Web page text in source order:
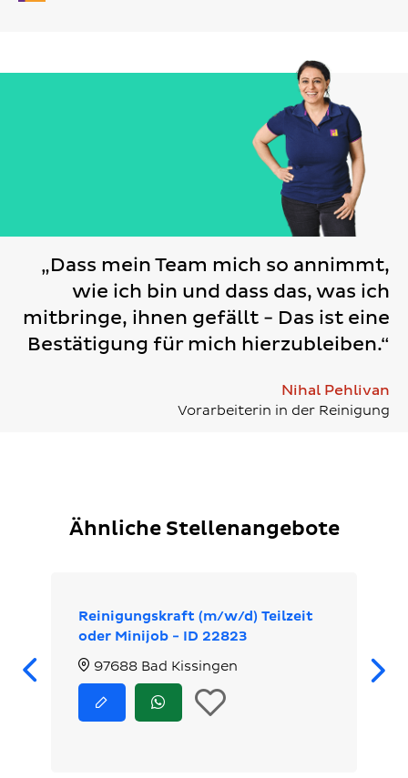
„Dass mein Team mich so annimmt,
wie ich bin und dass das, was ich
mitbringe, ihnen gefällt - Das ist eine
Bestätigung für mich hierzubleiben.“
Nihal Pehlivan
Vorarbeiterin in der Reinigung
Ähnliche Stellenangebote
Zurück
Reinigungskraft (m/w/d) Teilzeit
oder Minijob - ID 22823
97688 Bad Kissingen
bewerben
Jetzt
via
In